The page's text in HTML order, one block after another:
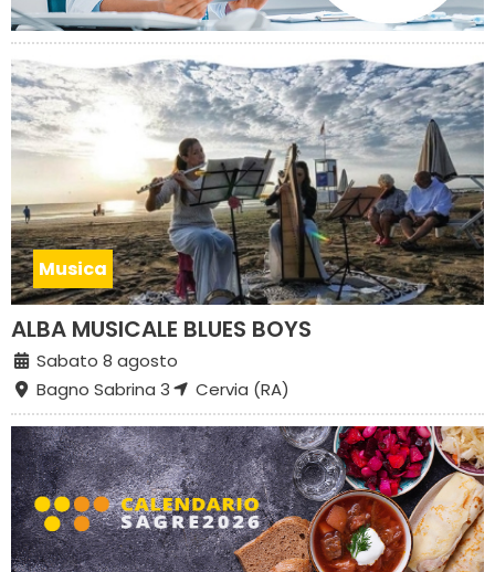
Musica
ALBA MUSICALE BLUES BOYS
Sabato 8 agosto
Bagno Sabrina 3
Cervia (RA)